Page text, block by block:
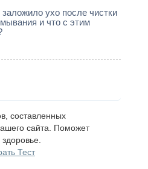
ухо после чистки
и что с этим
составленных
сайта. Поможет
Тест